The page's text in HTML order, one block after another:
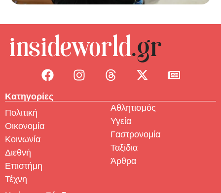
Κατηγορίες
Πολιτική
Οικονομία
Κοινωνία
Διεθνή
Επιστήμη
Τέχνη
Αθλητισμός
Υγεία
Γαστρονομία
Ταξίδια
Άρθρα